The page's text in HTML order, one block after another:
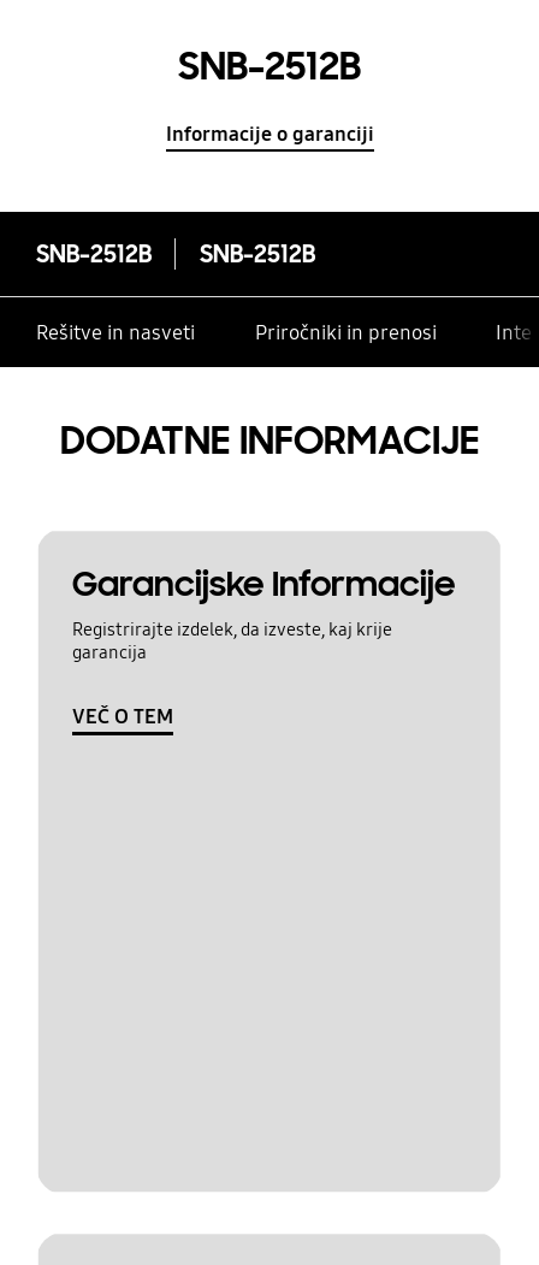
SNB-2512B
Informacije o garanciji
SNB-2512B SNB-2512B
Rešitve in nasveti Priročniki in prenosi
DODATNE INFORMACIJE
Garancijske Informacije
Registrirajte izdelek, da izveste, kaj krije
garancija
VEČ O TEM